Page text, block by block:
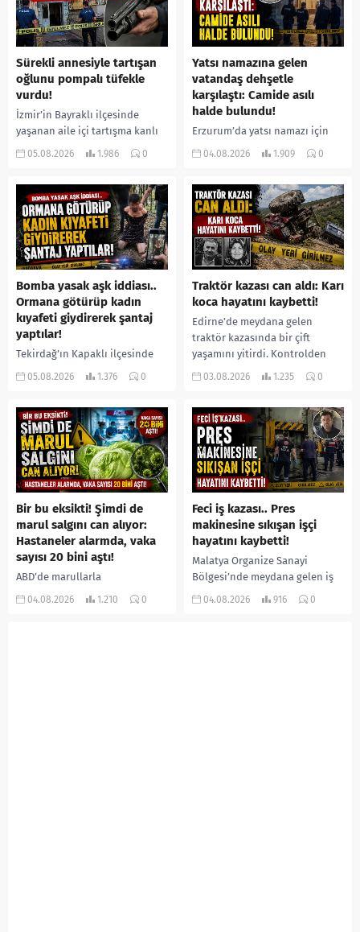
Sürekli annesiyle tartışan
oğlunu pompalı tüfekle
vurdu!
İzmir’in Bayraklı ilçesinde
yaşanan aile içi tartışma kanlı
bitti. İddiaya göre, uzun süredir
05.08.2026 1.986 0
Yatsı namazına gelen
vatandaş dehşetle
karşılaştı: Camide asılı
halde bulundu!
Erzurum’da yatsı namazı için
camiye gelen bir vatandaş,
yerine sevk edilen...
04.08.2026 1.909 0
Bomba yasak aşk iddiası..
Ormana götürüp kadın
kıyafeti giydirerek şantaj
yaptılar!
Tekirdağ’ın Kapaklı ilçesinde
bir kişiyi, arkadaşının eşiyle
kadın kıyafetleri giydirdiği,
özür videosu çektirip...
05.08.2026 1.376 0
Traktör kazası can aldı: Karı
koca hayatını kaybetti!
Edirne’de meydana gelen
traktör kazasında bir çift
yaşamını yitirdi. Kontrolden
çıkarak devrilen traktörün
03.08.2026 1.235 0
Bir bu eksikti! Şimdi de
marul salgını can alıyor:
Hastaneler alarmda, vaka
sayısı 20 bini aştı!
ABD’de marullarla
ilişkilendirilen siklospora
04.08.2026 1.210 0
Feci iş kazası.. Pres
makinesine sıkışan işçi
hayatını kaybetti!
Malatya Organize Sanayi
Bölgesi’nde meydana gelen iş
kazasında, pres makinesine
04.08.2026 916 0